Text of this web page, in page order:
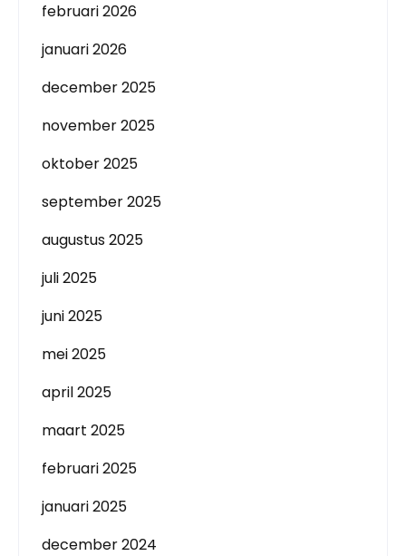
februari 2026
januari 2026
december 2025
november 2025
oktober 2025
september 2025
augustus 2025
juli 2025
juni 2025
mei 2025
april 2025
maart 2025
februari 2025
januari 2025
december 2024